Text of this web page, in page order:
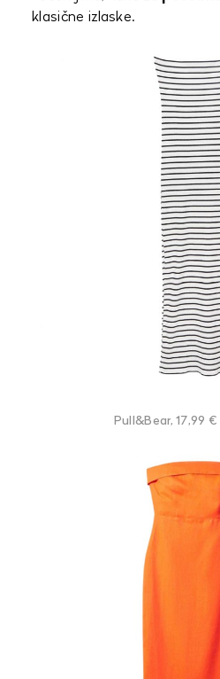
klasične izlaske.
Pull&Bear, 17,99 €